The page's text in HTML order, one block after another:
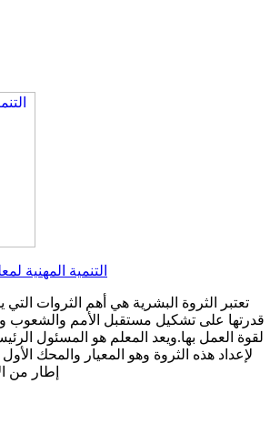
التنمية المهنية
تعتبر الثروة البشرية هي أهم الثروات التي
قدرتها على تشكيل مستقبل الأمم والشعوب
لقوة العمل بها.ويعد المعلم هو المسئول
لإعداد هذه الثروة وهو المعيار والمحك الأول
إطار من